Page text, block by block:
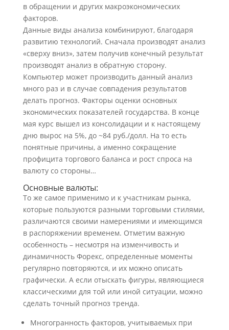
в обращении и других макроэкономических
факторов.
Данные виды анализа комбинируют, благодаря
развитию технологий. Сначала производят анализ
«сверху вниз», затем получив конечный результат
производят анализ в обратную сторону.
Компьютер может производить данный анализ
много раз и в случае совпадения результатов
делать прогноз. Факторы оценки основных
экономических показателей государства. В конце
мая курс вышел из консолидации и к настоящему
дню вырос на 5%, до ~84 руб./долл. На то есть
понятные причины, а именно сокращение
профицита торгового баланса и рост спроса на
валюту со стороны…
Основные валюты:
То же самое применимо и к участникам рынка,
которые пользуются разными торговыми стилями,
различаются своими намерениями и имеющимся
в распоряжении временем. Отметим важную
особенность – несмотря на изменчивость и
динамичность Форекс, определенные моменты
регулярно повторяются, и их можно описать
графически. А если отыскать фигуры, являющиеся
классическими для той или иной ситуации, можно
сделать точный прогноз тренда.
Многогранность факторов, учитываемых при